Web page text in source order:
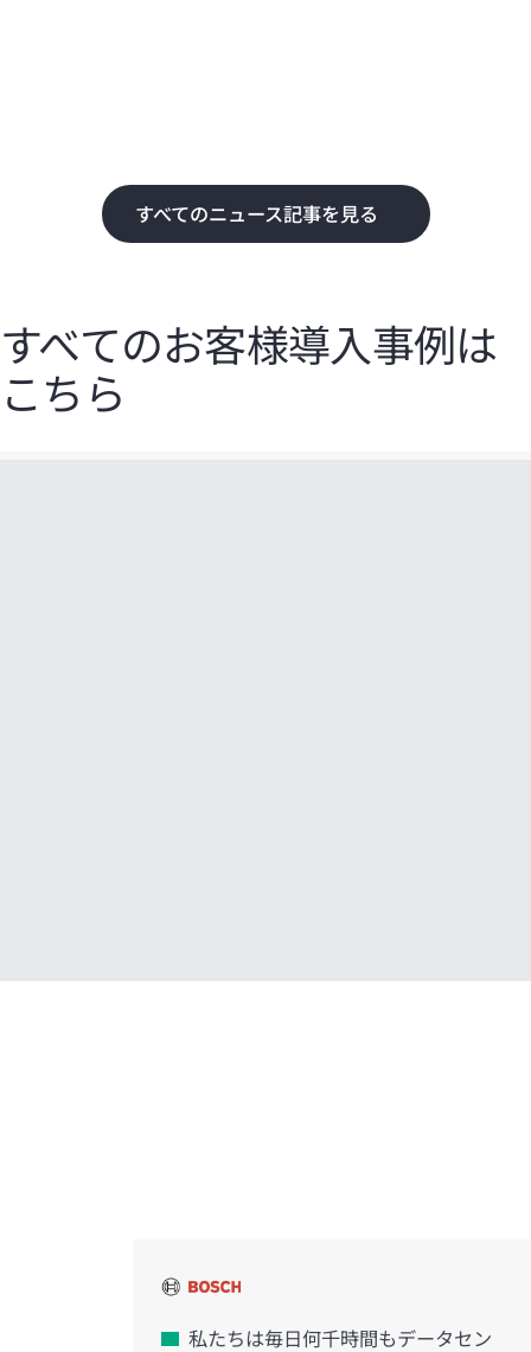
すべてのニュース記事を見る
すべてのお客様導入事例は
こちら
私たちは毎日何千時間もデータセン